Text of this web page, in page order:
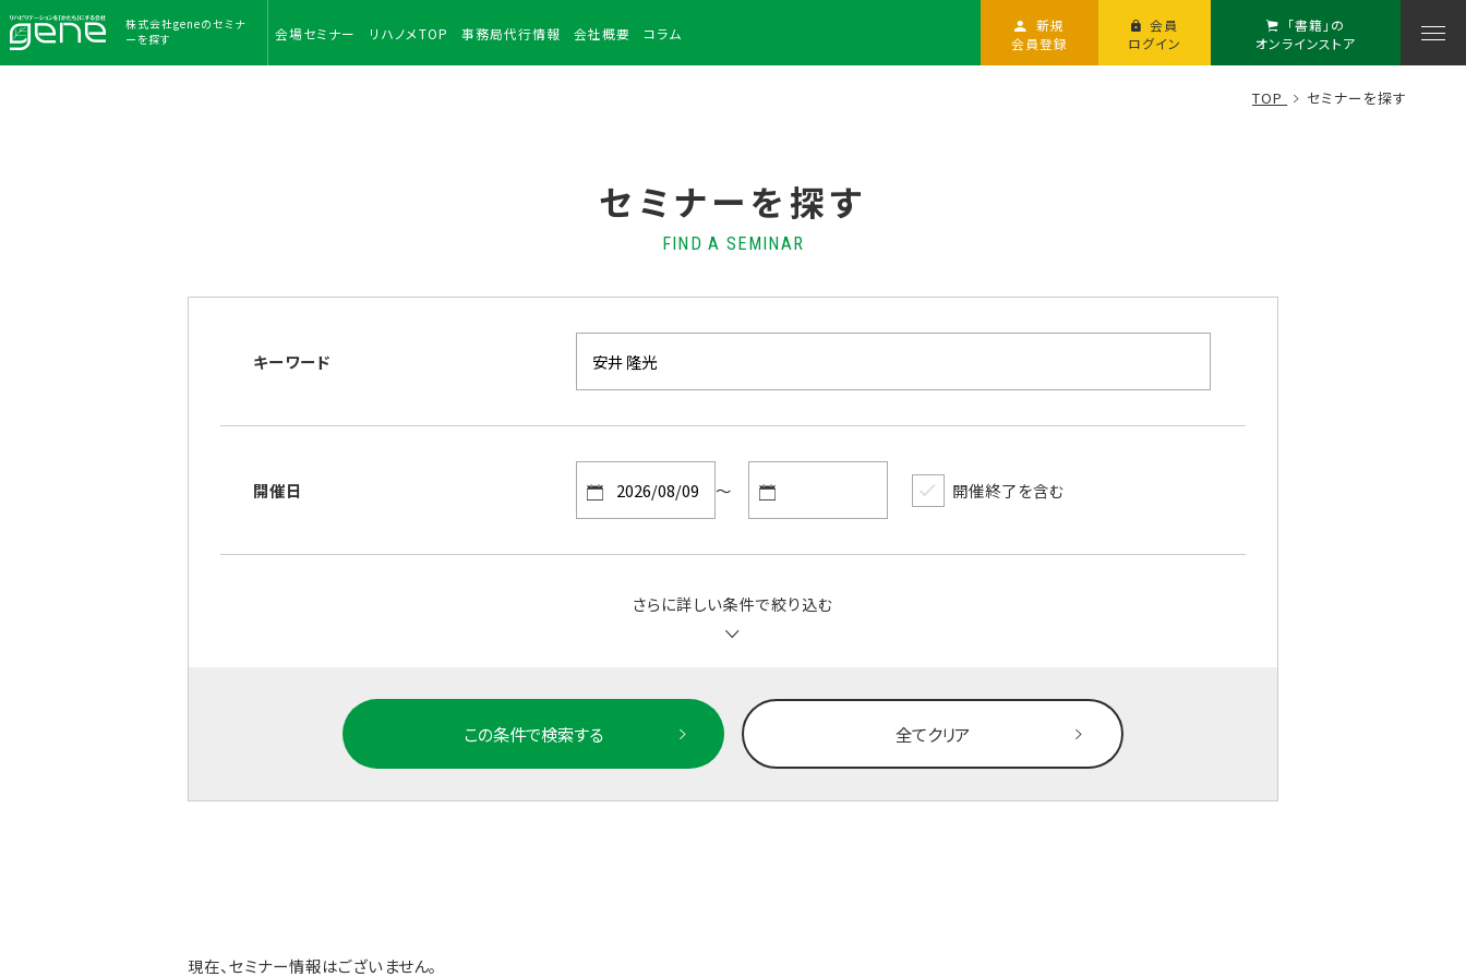
株式会社geneのセミナ
ーを探す
会場セミナー リハノメTOP 事務局代行情報 会社概要 コラム
新規
会員登録
会員
ログイン
「書籍」の
オンラインストア
TOP セミナーを探す
セミナーを探す
FIND A SEMINAR
キーワード
開催日 ～ 開催終了を含む
さらに詳しい条件で絞り込む
この条件で検索する 全てクリア
現在、セミナー情報はございません。